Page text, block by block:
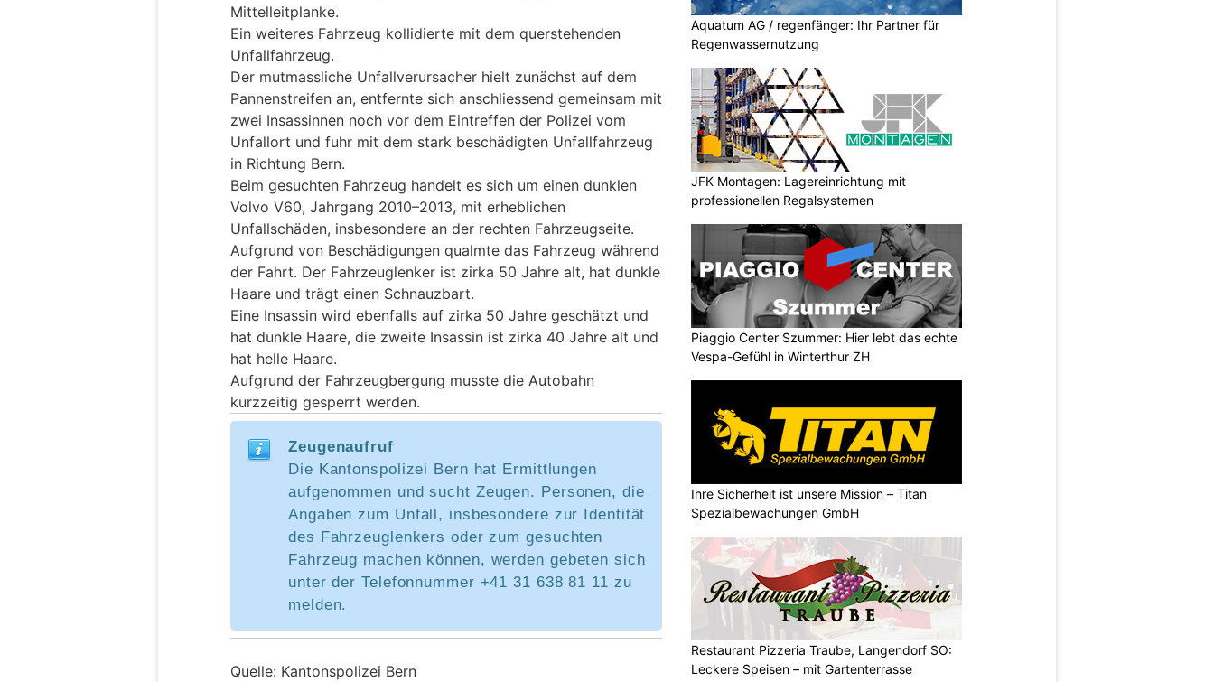
Mittelleitplanke.
Ein weiteres Fahrzeug kollidierte mit dem querstehenden
Unfallfahrzeug.
Der mutmassliche Unfallverursacher hielt zunächst auf dem
Pannenstreifen an, entfernte sich anschliessend gemeinsam mit
zwei Insassinnen noch vor dem Eintreffen der Polizei vom
Unfallort und fuhr mit dem stark beschädigten Unfallfahrzeug
in Richtung Bern.
Beim gesuchten Fahrzeug handelt es sich um einen dunklen
Volvo V60, Jahrgang 2010–2013, mit erheblichen
Unfallschäden, insbesondere an der rechten Fahrzeugseite.
Aufgrund von Beschädigungen qualmte das Fahrzeug während
der Fahrt. Der Fahrzeuglenker ist zirka 50 Jahre alt, hat dunkle
Haare und trägt einen Schnauzbart.
Eine Insassin wird ebenfalls auf zirka 50 Jahre geschätzt und
hat dunkle Haare, die zweite Insassin ist zirka 40 Jahre alt und
hat helle Haare.
Aufgrund der Fahrzeugbergung musste die Autobahn
kurzzeitig gesperrt werden.
Zeugenaufruf
Die Kantonspolizei Bern hat Ermittlungen
aufgenommen und sucht Zeugen. Personen, die
Angaben zum Unfall, insbesondere zur Identität
des Fahrzeuglenkers oder zum gesuchten
Fahrzeug machen können, werden gebeten sich
unter der Telefonnummer +41 31 638 81 11 zu
melden.
Quelle: Kantonspolizei Bern
Aquatum AG / regenfänger: Ihr Partner für
Regenwassernutzung
JFK Montagen: Lagereinrichtung mit
professionellen Regalsystemen
Piaggio Center Szummer: Hier lebt das echte
Vespa-Gefühl in Winterthur ZH
Ihre Sicherheit ist unsere Mission – Titan
Spezialbewachungen GmbH
Restaurant Pizzeria Traube, Langendorf SO:
Leckere Speisen – mit Gartenterrasse